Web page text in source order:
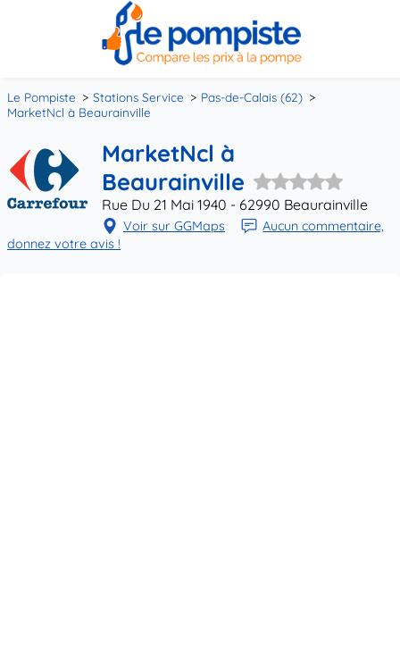
Le Pompiste Stations Service
Pas-de-Calais (62)
MarketNcl à Beaurainville
MarketNcl à
Beaurainville
Rue Du 21 Mai 1940 - 62990 Beaurainville
Voir sur GGMaps
Aucun commentaire,
donnez votre avis !